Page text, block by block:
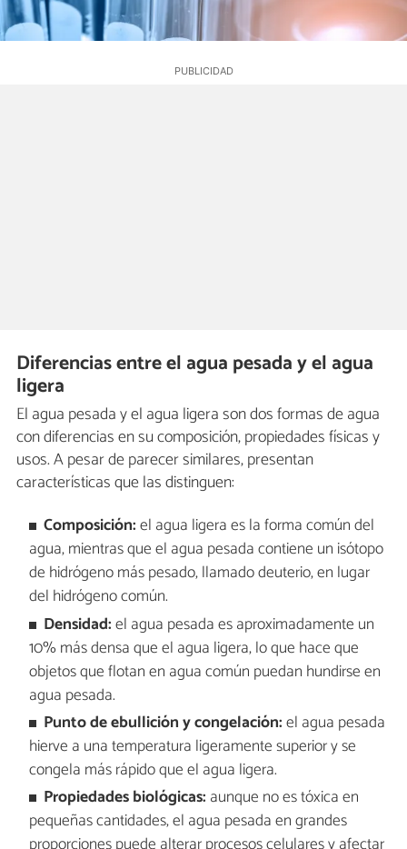
Diferencias entre el agua pesada y el agua
ligera
El agua pesada y el agua ligera son dos formas de agua
con diferencias en su composición, propiedades físicas y
usos. A pesar de parecer similares, presentan
características que las distinguen:
Composición:el agua ligera es la forma común del
agua, mientras que el agua pesada contiene un isótopo
de hidrógeno más pesado, llamado deuterio, en lugar
del hidrógeno común.
Densidad:el agua pesada es aproximadamente un
10% más densa que el agua ligera, lo que hace que
objetos que flotan en agua común puedan hundirse en
agua pesada.
Punto de ebullición y congelación:el agua pesada
hierve a una temperatura ligeramente superior y se
congela más rápido que el agua ligera.
Propiedades biológicas: aunque no es tóxica en
pequeñas cantidades, el agua pesada en grandes